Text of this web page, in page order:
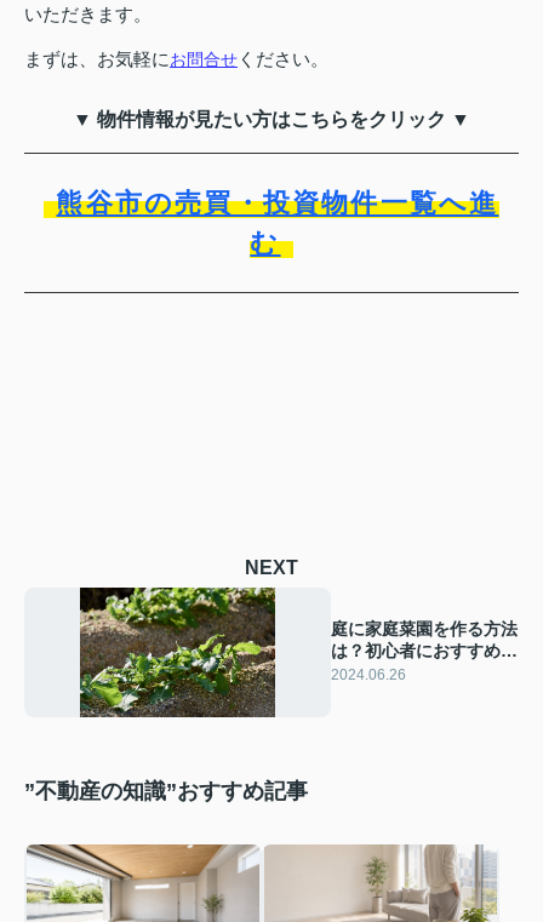
いただきます。
まずは、お気軽にお問合せ ください。
▼ 物件情報が見たい方はこちらをクリック ▼
熊谷市の売買・投資物件一覧へ進
む
NEXT
庭に家庭菜園を作る方法
は？初心者におすすめな
方法も解説！
2024.06.26
”不動産の知識”おすすめ記事